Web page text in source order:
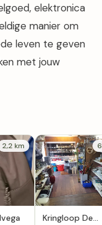
elektronica
manier om
leven te geven
met jouw
2,2 km
Kringloop De